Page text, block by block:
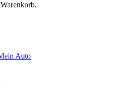
Auto